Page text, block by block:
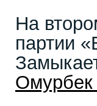
На
партии
Омурбек